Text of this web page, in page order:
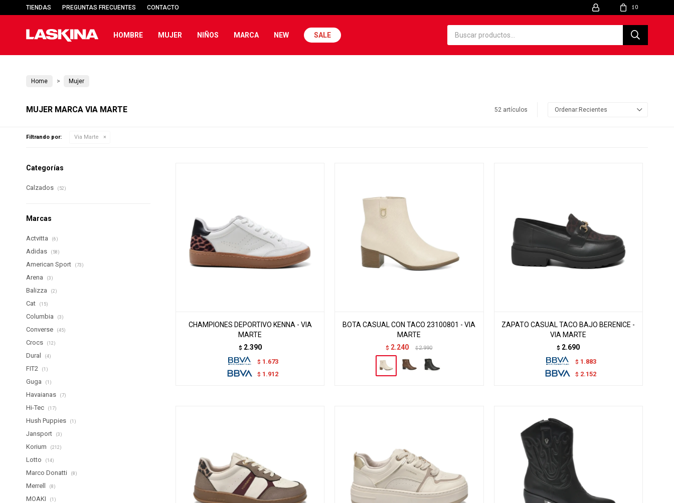
HOMBRE MUJER NIÑOS MARCA NEW SALE
$ 0
TIENDAS PREGUNTAS FRECUENTES CONTACTO
Home Mujer
MUJER MARCA VIA MARTE 52 artículos Recientes
Filtrando por: Via Marte
CHAMPIONES DEPORTIVO KENNA - VIA
MARTE
$ 2.390
$ 1.673
$ 1.912
BOTA CASUAL CON TACO 23100801 - VIA
MARTE
$ 2.240 $ 2.990
ZAPATO CASUAL TACO BAJO BERENICE -
VIA MARTE
$ 2.690
$ 1.883
$ 2.152
Categorías
Calzados (52)
Marcas
Actvitta (6)
Adidas (58)
American Sport (73)
Arena (3)
Balizza (2)
Cat (15)
Columbia (3)
Converse (45)
Crocs (12)
Dural (4)
FIT2 (1)
Guga (1)
Havaianas (7)
Hi-Tec (17)
Hush Puppies (1)
Jansport (3)
Korium (212)
Lotto (14)
Marco Donatti (8)
Merrell (8)
MOAKI (1)